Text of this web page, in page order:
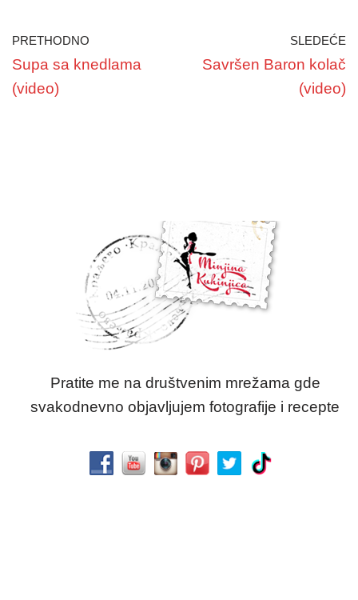
PRETHODNO
Supa sa knedlama
(video)
SLEDEĆE
Savršen Baron kolač
(video)
Pratite me na društvenim mrežama gde
svakodnevno objavljujem fotografije i recepte